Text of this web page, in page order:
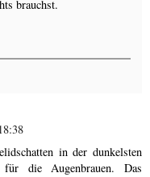
brauchst.
in der dunkelsten
die Augenbrauen. Das